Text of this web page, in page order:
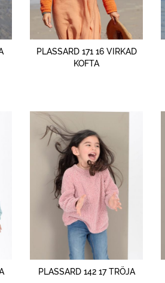
SNABBTITT
PLASSARD 171 16 VIRKAD
KOFTA
SNABBTITT
PLASSARD 142 17 TRÖJA